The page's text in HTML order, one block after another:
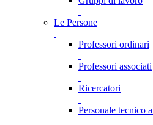
Le Persone
Professori ordinari
Professori associati
Ricercatori
Personale tecnico